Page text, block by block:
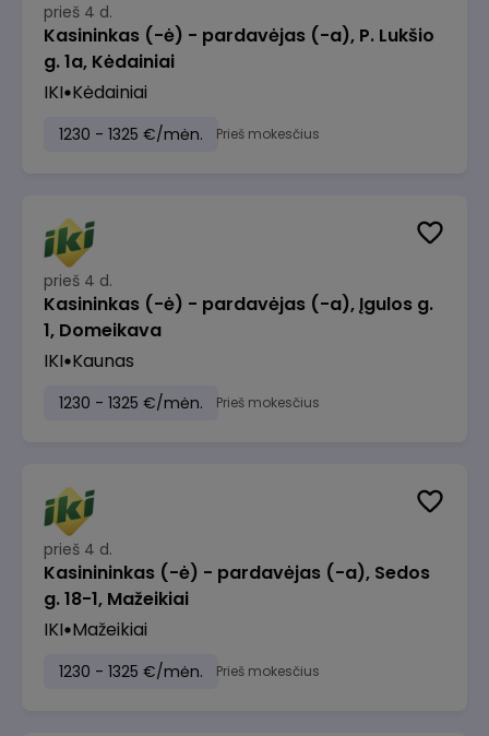
prieš 4 d.
Kasininkas (-ė) - pardavėjas (-a), P. Lukšio
g. 1a, Kėdainiai
IKI Kėdainiai
1230 - 1325 €/mėn. Prieš mokesčius
prieš 4 d.
Kasininkas (-ė) - pardavėjas (-a), Įgulos g.
1, Domeikava
IKI Kaunas
1230 - 1325 €/mėn. Prieš mokesčius
prieš 4 d.
Kasinininkas (-ė) - pardavėjas (-a), Sedos
g. 18-1, Mažeikiai
IKI Mažeikiai
1230 - 1325 €/mėn. Prieš mokesčius